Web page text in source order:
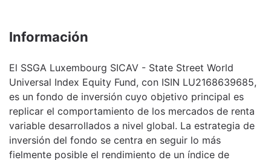
Información
El SSGA Luxembourg SICAV - State Street World
Universal Index Equity Fund, con ISIN LU2168639685,
es un fondo de inversión cuyo objetivo principal es
replicar el comportamiento de los mercados de renta
variable desarrollados a nivel global. La estrategia de
inversión del fondo se centra en seguir lo más
fielmente posible el rendimiento de un índice de